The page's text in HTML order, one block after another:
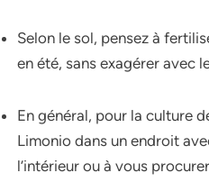
Selon le sol, pensez à
en été, sans exagérer avec
En général, pour la culture
Limonio dans un endroit
l’intérieur ou à vous